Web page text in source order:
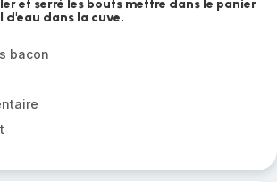
et serré les bouts mettre dans le panier
d'eau dans la cuve.
bacon